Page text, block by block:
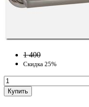
1 400
Скидка 25%